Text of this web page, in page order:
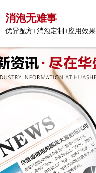
消泡无难事
优异配方+消泡定制+应用效果